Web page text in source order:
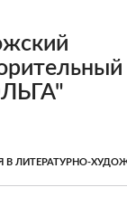
В ЛИТЕРАТУРНО-